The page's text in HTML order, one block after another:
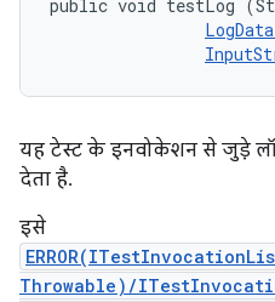
public void testLog
यह टेस्ट के इनवोकेशन से जुड़े
देता है.
इसे
Throwable)/